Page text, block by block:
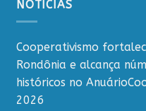
NOTÍCIAS
Cooperativismo
Rondônia e alcança
históricos no
2026